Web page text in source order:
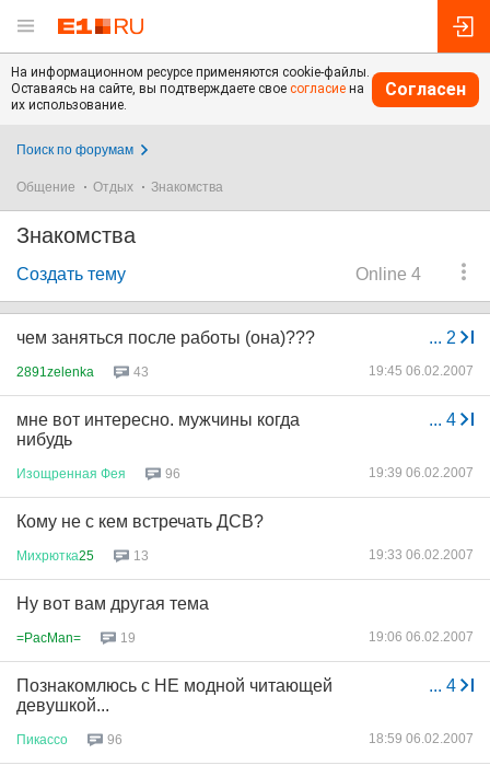
На информационном ресурсе применяются cookie-файлы.
Оставаясь на сайте, вы подтверждаете свое согласие на
их использование.
Согласен
Поиск по форумам
Общение Отдых Знакомства
Знакомства
Online 4
Создать тему
... 2
чем заняться после работы (она)???
2891zelenka 43 19:45 06.02.2007
... 4
мне вот интересно. мужчины когда
нибудь
Изощренная Фея 96 19:39 06.02.2007
Кому не с кем встречать ДСВ?
Михрютка25 13 19:33 06.02.2007
Ну вот вам другая тема
=PacMan= 19 19:06 06.02.2007
... 4
Познакомлюсь с НЕ модной читающей
девушкой...
Пикассо 96 18:59 06.02.2007